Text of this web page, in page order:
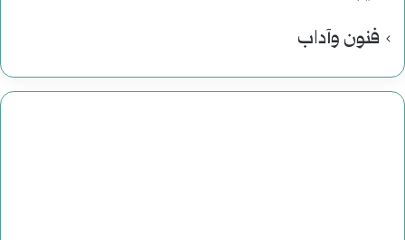
فنون وآداب